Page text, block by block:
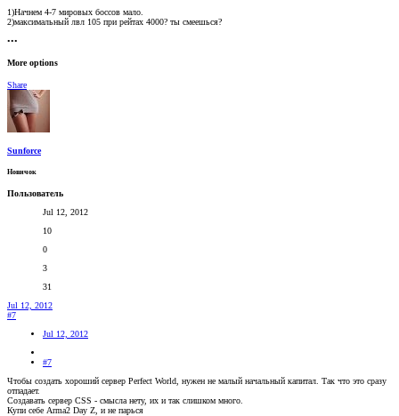
1)Начнем 4-7 мировых боссов мало.
2)максимальный лвл 105 при рейтах 4000? ты смеешься?
•••
More options
Share
Sunforce
Новичок
Пользователь
Jul 12, 2012
10
0
3
31
Jul 12, 2012
#7
Jul 12, 2012
#7
Чтобы создать хороший сервер Perfect World, нужен не малый начальный капитал. Так что это сразу
отпадает.
Создавать сервер CSS - смысла нету, их и так слишком много.
Купи себе Arma2 Day Z, и не парься